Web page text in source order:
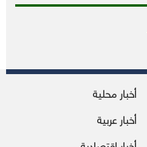
أخبار محلية
أخبار عربية